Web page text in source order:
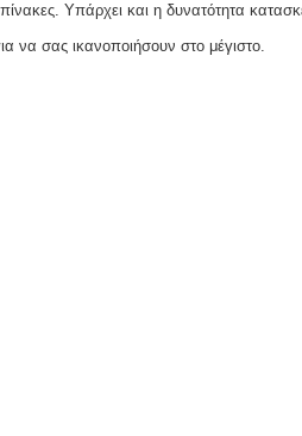
Υπάρχει και η δυνατότητα
να σας ικανοποιήσουν στο μέγιστο.